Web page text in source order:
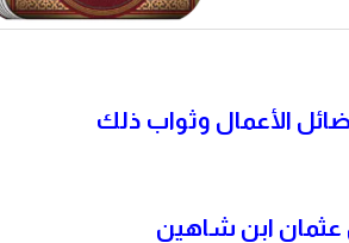
الأعمال وثواب ذلك
عثمان ابن شاهين